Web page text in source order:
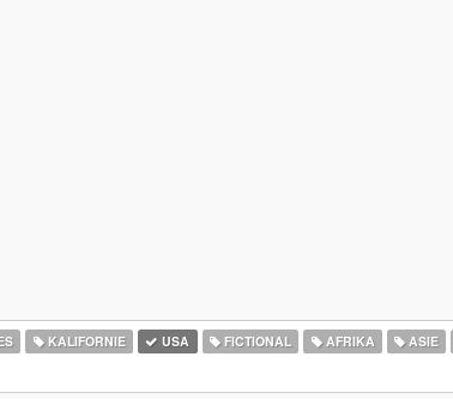
KALIFORNIE USA FICTIONAL AFRIKA ASIE